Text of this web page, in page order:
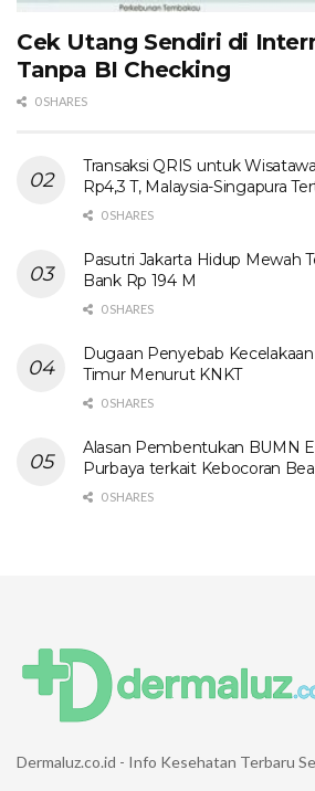
Cek Utang Sendiri di
Tanpa BI Checking
0 SHARES
Transaksi QRIS untuk
Rp4,3 T, Malaysia-Singapura
0 SHARES
Pasutri Jakarta Hidup Mewah
Bank Rp 194 M
0 SHARES
Dugaan Penyebab
Timur Menurut KNKT
0 SHARES
Alasan Pembentukan BUMN
Purbaya terkait Kebocoran
0 SHARES
Dermaluz.co.id - Info Kesehatan Terbaru